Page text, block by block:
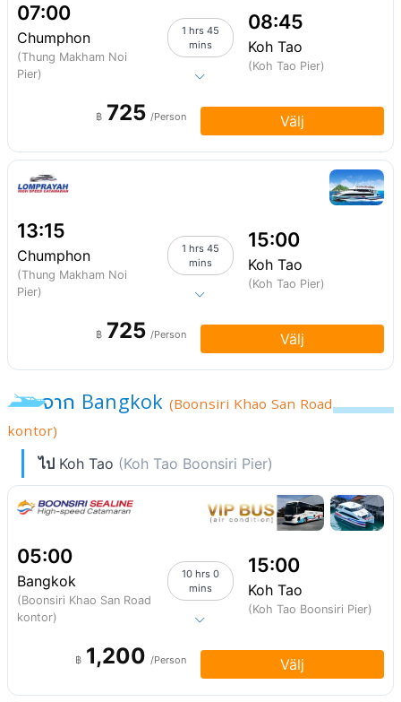
07:00
Chumphon
(Thung Makham Noi
Pier)
1 hrs 45
mins
08:45
Koh Tao
(Koh Tao Pier)
฿ 725 /Person Välj
13:15
Chumphon
(Thung Makham Noi
Pier)
1 hrs 45
mins
15:00
Koh Tao
(Koh Tao Pier)
฿ 725 /Person Välj
จาก Bangkok (Boonsiri Khao San Road
kontor)
ไป Koh Tao (Koh Tao Boonsiri Pier)
05:00
Bangkok
(Boonsiri Khao San Road
kontor)
10 hrs 0
mins
15:00
Koh Tao
(Koh Tao Boonsiri Pier)
฿ 1,200 /Person Välj